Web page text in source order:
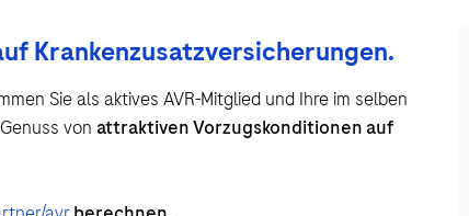
Krankenzusatzversicherungen.
Sie als aktives AVR-Mitglied und Ihre im selben
von attraktiven Vorzugskonditionen auf